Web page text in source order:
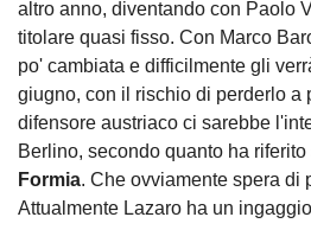
altro anno, diventando con Paolo
titolare quasi fisso. Con Marco
po' cambiata e difficilmente gli
giugno, con il rischio di perderlo a
difensore austriaco ci sarebbe
Berlino, secondo quanto ha riferito
Formia. Che ovviamente spera di
Attualmente Lazaro ha un